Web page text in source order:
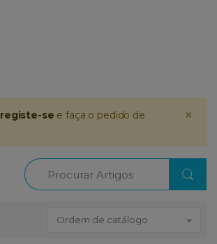
×
registe-se e faça o pedido de
Procurar
Ordem de catálogo